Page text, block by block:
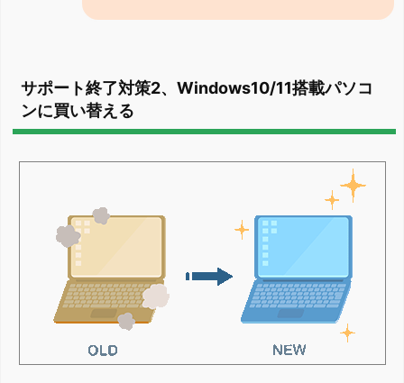
サポート終了対策2、Windows10/11搭載パソコ
ンに買い替える